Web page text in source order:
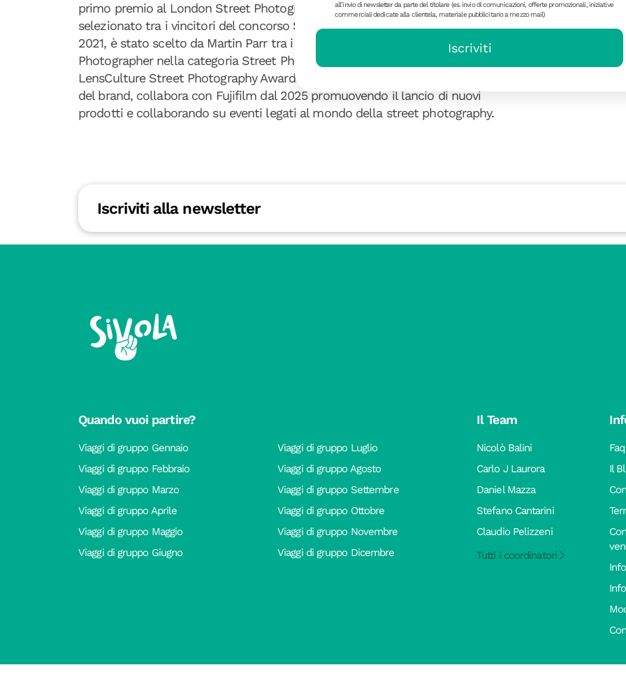
primo premio al London Street Photography Festival. Nel 2019 è stato
selezionato tra i vincitori del concorso Summer Heat di Magnum Photos e, nel
2021, è stato scelto da Martin Parr tra i vincitori per The Independent
Photographer nella categoria Street Photography, oltre a risultare finalista ai
LensCulture Street Photography Awards lo stesso anno. Da sempre utilizzatore
del brand, collabora con Fujifilm dal 2025 promuovendo il lancio di nuovi
prodotti e collaborando su eventi legati al mondo della street photography.
Iscriviti alla newsletter
all’invio di newsletter da parte del titolare (es. invio di comunicazioni, offerte promozionali, iniziative
commerciali dedicate alla clientela, materiale pubblicitario a mezzo mail)
Iscriviti
Quando vuoi partire?
Viaggi di gruppo Gennaio
Viaggi di gruppo Febbraio
Viaggi di gruppo Marzo
Viaggi di gruppo Aprile
Viaggi di gruppo Maggio
Viaggi di gruppo Giugno
Viaggi di gruppo Luglio
Viaggi di gruppo Agosto
Viaggi di gruppo Settembre
Viaggi di gruppo Ottobre
Viaggi di gruppo Novembre
Viaggi di gruppo Dicembre
Il Team
Nicolò Balini
Carlo J Laurora
Daniel Mazza
Stefano Cantarini
Claudio Pelizzeni
Tutti i coordinatori
Faq
Il